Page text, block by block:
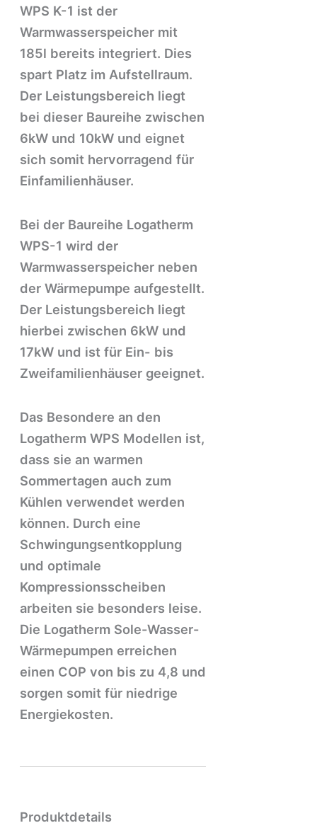
WPS K-1 ist der
Warmwasserspeicher mit
185l bereits integriert. Dies
spart Platz im Aufstellraum.
Der Leistungsbereich liegt
bei dieser Baureihe zwischen
6kW und 10kW und eignet
sich somit hervorragend für
Einfamilienhäuser.
Bei der Baureihe Logatherm
WPS-1 wird der
Warmwasserspeicher neben
der Wärmepumpe aufgestellt.
Der Leistungsbereich liegt
hierbei zwischen 6kW und
17kW und ist für Ein- bis
Zweifamilienhäuser geeignet.
Das Besondere an den
Logatherm WPS Modellen ist,
dass sie an warmen
Sommertagen auch zum
Kühlen verwendet werden
können. Durch eine
Schwingungsentkopplung
und optimale
Kompressionsscheiben
arbeiten sie besonders leise.
Die Logatherm Sole-Wasser-
Wärmepumpen erreichen
einen COP von bis zu 4,8 und
sorgen somit für niedrige
Energiekosten.
Produktdetails